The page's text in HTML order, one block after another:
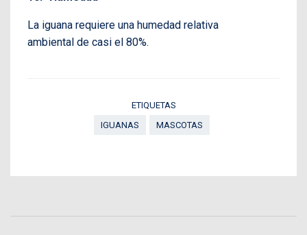
La iguana requiere una humedad relativa
ambiental de casi el 80%.
ETIQUETAS
IGUANAS
MASCOTAS